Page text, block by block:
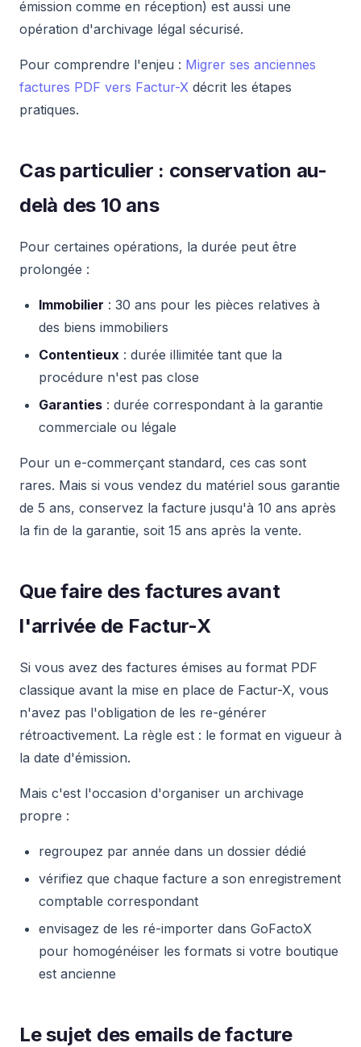
émission comme en réception) est aussi une
opération d'archivage légal sécurisé.
Pour comprendre l'enjeu : Migrer ses anciennes
factures PDF vers Factur-X décrit les étapes
pratiques.
Cas particulier : conservation au-
delà des 10 ans
Pour certaines opérations, la durée peut être
prolongée :
Immobilier : 30 ans pour les pièces relatives à
des biens immobiliers
Contentieux : durée illimitée tant que la
procédure n'est pas close
Garanties : durée correspondant à la garantie
commerciale ou légale
Pour un e-commerçant standard, ces cas sont
rares. Mais si vous vendez du matériel sous garantie
de 5 ans, conservez la facture jusqu'à 10 ans après
la fin de la garantie, soit 15 ans après la vente.
Que faire des factures avant
l'arrivée de Factur-X
Si vous avez des factures émises au format PDF
classique avant la mise en place de Factur-X, vous
n'avez pas l'obligation de les re-générer
rétroactivement. La règle est : le format en vigueur à
la date d'émission.
Mais c'est l'occasion d'organiser un archivage
propre :
regroupez par année dans un dossier dédié
vérifiez que chaque facture a son enregistrement
comptable correspondant
envisagez de les ré-importer dans GoFactoX
pour homogénéiser les formats si votre boutique
est ancienne
Le sujet des emails de facture